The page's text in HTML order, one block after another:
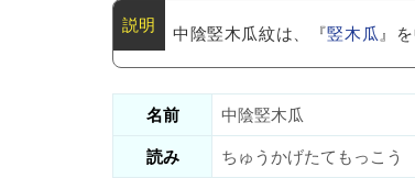
中陰竪木瓜紋は、『竪木瓜』
名前
中陰竪木瓜
読み
ちゅうかげたてもっこう